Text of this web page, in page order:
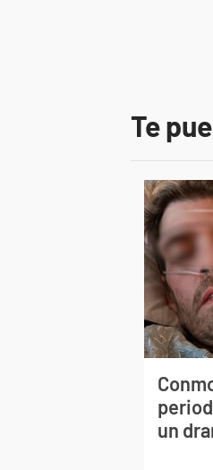
Te
un